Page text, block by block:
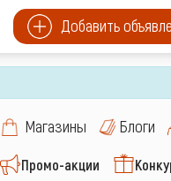
Добавить
Магазины Блоги
Промо-акции